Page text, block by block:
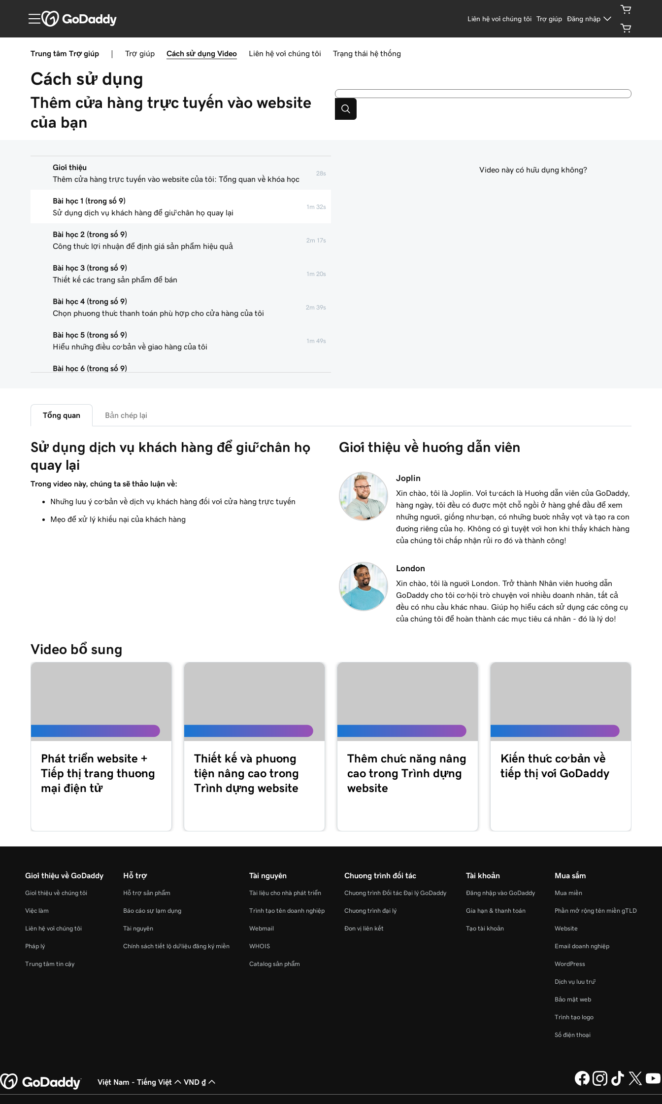
Liên hệ với chúng tôi Trợ giúp Đăng nhập
Trung tâm Trợ giúp Trợ giúp Cách sử dụng Video Liên hệ với chúng tôi Trạng thái hệ thống
Cách sử dụng
Thêm cửa hàng trực tuyến vào website
của bạn
Giới thiệu
Thêm cửa hàng trực tuyến vào website của tôi: Tổng quan về khóa học
28s
Bài học 1 (trong số 9)
Sử dụng dịch vụ khách hàng để giữ chân họ quay lại
1m 32s
Bài học 2 (trong số 9)
Công thức lợi nhuận để định giá sản phẩm hiệu quả
2m 17s
Bài học 3 (trong số 9)
Thiết kế các trang sản phẩm để bán
1m 20s
Bài học 4 (trong số 9)
Chọn phương thức thanh toán phù hợp cho cửa hàng của tôi
2m 39s
Bài học 5 (trong số 9)
Hiểu những điều cơ bản về giao hàng của tôi
1m 49s
Bài học 6 (trong số 9)
3m 19s
Tạo cửa hàng trực tuyến của bạn
Định dạng bảng tính sản phẩm cửa hàng trực tuyến
Bài học 9 (trong số 9)
Xuất và nhập sản phẩm bằng bảng tính sản phẩm
Video này có hữu dụng không?
Tổng quan Bản chép lại
Sử dụng dịch vụ khách hàng để giữ chân họ
quay lại
Trong video này, chúng ta sẽ thảo luận về:
Những lưu ý cơ bản về dịch vụ khách hàng đối với cửa hàng trực tuyến
Mẹo để xử lý khiếu nại của khách hàng
Giới thiệu về hướng dẫn viên
Joplin
Xin chào, tôi là Joplin. Với tư cách là Hướng dẫn viên của GoDaddy,
hàng ngày, tôi đều có được một chỗ ngồi ở hàng ghế đầu để xem
những người, giống như bạn, có những bước nhảy vọt và tạo ra con
đường riêng của họ. Không có gì tuyệt vời hơn khi thấy khách hàng
của chúng tôi chấp nhận rủi ro đó và thành công!
London
Xin chào, tôi là người London. Trở thành Nhân viên hướng dẫn
GoDaddy cho tôi cơ hội trò chuyện với nhiều doanh nhân, tất cả
đều có nhu cầu khác nhau. Giúp họ hiểu cách sử dụng các công cụ
của chúng tôi để hoàn thành các mục tiêu cá nhân - đó là lý do!
Video bổ sung
Phát triển website +
Tiếp thị trang thương
mại điện tử
Thiết kế và phương
tiện nâng cao trong
Trình dựng website
Thêm chức năng nâng
cao trong Trình dựng
website
Kiến thức cơ bản về
tiếp thị với GoDaddy
Giới thiệu về GoDaddy
Giới thiệu về chúng tôi
Việc làm
Liên hệ với chúng tôi
Pháp lý
Trung tâm tin cậy
Hỗ trợ
Hỗ trợ sản phẩm
Báo cáo sự lạm dụng
Tài nguyên
Chính sách tiết lộ dữ liệu đăng ký miền
Tài nguyên
Tài liệu cho nhà phát triển
Trình tạo tên doanh nghiệp
Webmail
WHOIS
Catalog sản phẩm
Chương trình đối tác
Chương trình Đối tác Đại lý GoDaddy
Chương trình đại lý
Đơn vị liên kết
Tài khoản
Đăng nhập vào GoDaddy
Gia hạn & thanh toán
Tạo tài khoản
Mua sắm
Mua miền
Phần mở rộng tên miền gTLD
Website
Email doanh nghiệp
WordPress
Dịch vụ lưu trữ
Bảo mật web
Trình tạo logo
Số điện thoại
Việt Nam - Tiếng Việt VND ₫